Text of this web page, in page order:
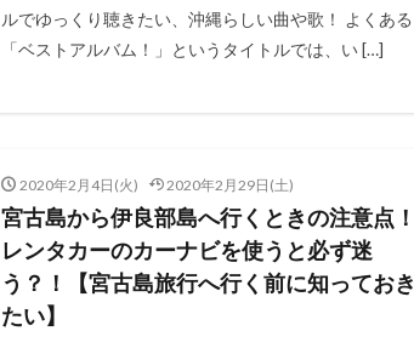
ルでゆっくり聴きたい、沖縄らしい曲や歌！ よくある
「ベストアルバム！」というタイトルでは、い […]
2020年2月4日(火) 2020年2月29日(土)
宮古島から伊良部島へ行くときの注意点！
レンタカーのカーナビを使うと必ず迷
う？！【宮古島旅行へ行く前に知っておき
たい】